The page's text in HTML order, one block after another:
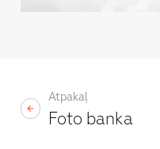
Atpakaļ
Foto banka